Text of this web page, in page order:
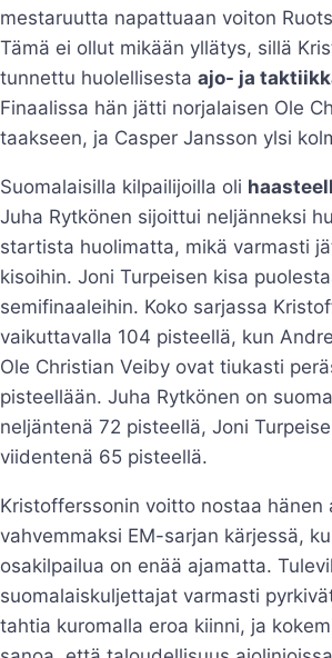
mestaruutta napattuaan voiton
Tämä ei ollut mikään yllätys, sillä
tunnettu huolellisesta ajo- ja
Finaalissa hän jätti norjalaisen Ole
taakseen, ja Casper Jansson ylsi
Suomalaisilla kilpailijoilla oli
Juha Rytkönen sijoittui neljänneksi
startista huolimatta, mikä varmasti
kisoihin. Joni Turpeisen kisa
semifinaaleihin. Koko sarjassa
vaikuttavalla 104 pisteellä, kun
Ole Christian Veiby ovat tiukasti
pisteellään. Juha Rytkönen on
neljäntenä 72 pisteellä, Joni
viidentenä 65 pisteellä.
Kristofferssonin voitto nostaa hänen
vahvemmaksi EM-sarjan kärjessä,
osakilpailua on enää ajamatta.
suomalaiskuljettajat varmasti
tahtia kuromalla eroa kiinni, ja